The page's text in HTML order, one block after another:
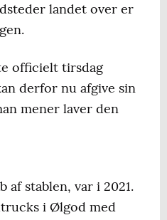
landet over er
officielt tirsdag
derfor nu afgive sin
mener laver den
af stablen, var i 2021.
i Ølgod med